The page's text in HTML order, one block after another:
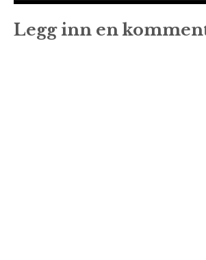
Legg inn en